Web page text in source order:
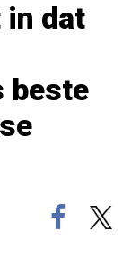
in dat
beste